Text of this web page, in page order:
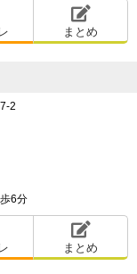
まとめ
2
6分
まとめ